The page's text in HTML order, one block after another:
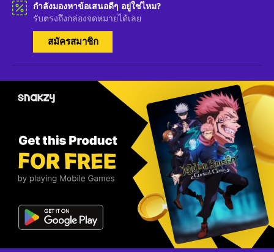
กำลังมองหาข้อเสนอดีๆ อยู่ใช่ไหม?
รับตรงถึงกล่องจดหมายได้เลย
สมัครสมาชิก